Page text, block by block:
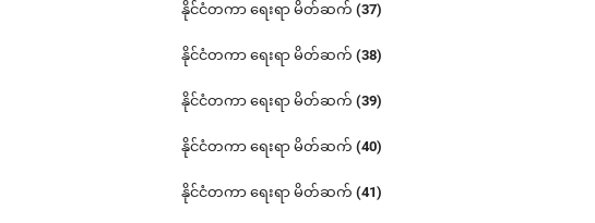
နိုင်ငံတကာ ရေးရာ မိတ်ဆက် (37)
နိုင်ငံတကာ ရေးရာ မိတ်ဆက် (38)
နိုင်ငံတကာ ရေးရာ မိတ်ဆက် (39)
နိုင်ငံတကာ ရေးရာ မိတ်ဆက် (40)
နိုင်ငံတကာ ရေးရာ မိတ်ဆက် (41)